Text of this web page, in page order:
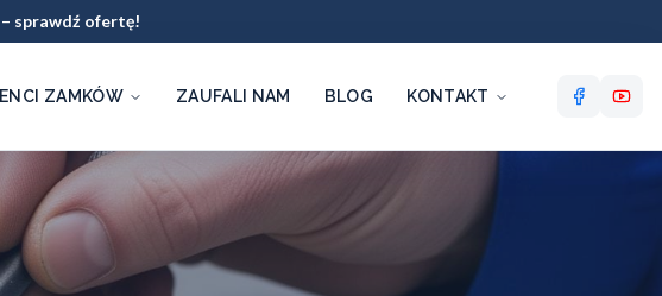
sprawdź ofertę!
ZAMKÓW ZAUFALI NAM BLOG KONTAKT